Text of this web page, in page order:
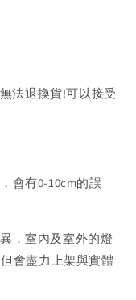
法退換貨!可以接受
會有0-10cm的誤
，室內及室外的燈
會盡力上架與實體